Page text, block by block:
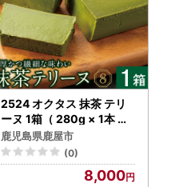
2524 オクタス 抹茶 テリ
ーヌ 1箱（ 280g × 1本 ）
KN021-027 菓子 ケーキ
鹿児島県鹿屋市
(0)
8,000